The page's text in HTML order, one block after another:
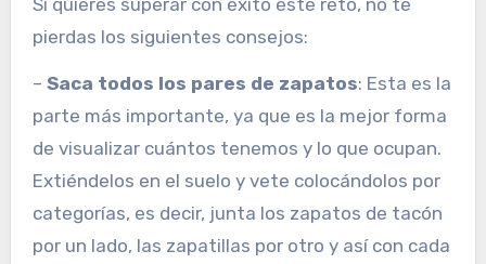
Si quieres superar con éxito este reto, no te
pierdas los siguientes consejos:
– Saca todos los pares de zapatos: Esta es la
parte más importante, ya que es la mejor forma
de visualizar cuántos tenemos y lo que ocupan.
Extiéndelos en el suelo y vete colocándolos por
categorías, es decir, junta los zapatos de tacón
por un lado, las zapatillas por otro y así con cada